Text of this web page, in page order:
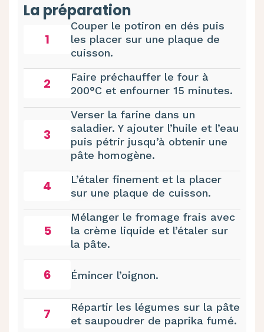
La préparation
1
Couper le potiron en dés puis
les placer sur une plaque de
cuisson.
2
Faire préchauffer le four à
200°C et enfourner 15 minutes.
3
Verser la farine dans un
saladier. Y ajouter l’huile et l’eau
puis pétrir jusqu’à obtenir une
pâte homogène.
4
L’étaler finement et la placer
sur une plaque de cuisson.
5
Mélanger le fromage frais avec
la crème liquide et l’étaler sur
la pâte.
6 Émincer l’oignon.
7
Répartir les légumes sur la pâte
et saupoudrer de paprika fumé.